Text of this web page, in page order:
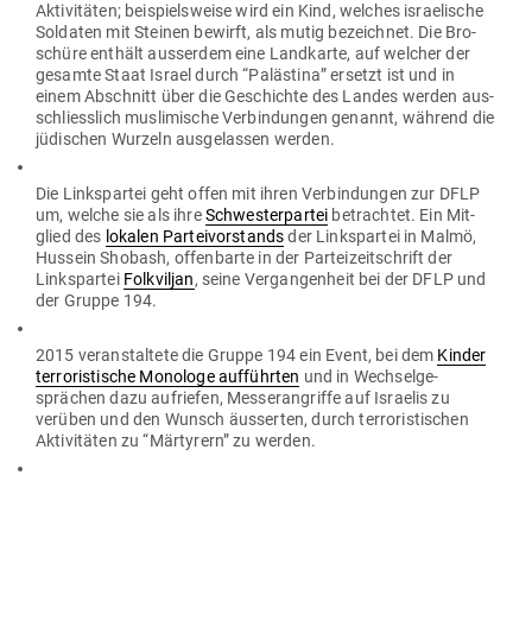
Akti­vi­täten; bei­spiels­weise wird ein Kind, welches israe­lische
Sol­daten mit Steinen bewirft, als mutig bezeichnet. Die Bro­
schüre enthält aus­serdem eine Land­karte, auf welcher der
gesamte Staat Israel durch “Palästina” ersetzt ist und in
einem Abschnitt über die Geschichte des Landes werden aus­
schliesslich mus­li­mische Ver­bin­dungen genannt, während die
jüdi­schen Wurzeln aus­ge­lassen werden.
Die Links­partei geht offen mit ihren Ver­bin­dungen zur DFLP
um, welche sie als ihreSchwes­ter­partei betrachtet. Ein Mit­
glied des lokalen Par­tei­vor­standsder Links­partei in Malmö,
Hussein Shobash, offen­barte in der Par­tei­zeit­schrift der
Links­partei Folk­viljan, seine Ver­gan­genheit bei der DFLP und
der Gruppe 194.
2015 ver­an­staltete die Gruppe 194 ein Event, bei dem Kinder
ter­ro­ris­tische Monologe auf­führten und in Wech­sel­ge­
sprächen dazu auf­riefen, Mes­ser­an­griffe auf Israelis zu
verüben und den Wunsch äus­serten, durch ter­ro­ris­ti­schen
Akti­vi­täten zu “Mär­tyrern” zu werden.